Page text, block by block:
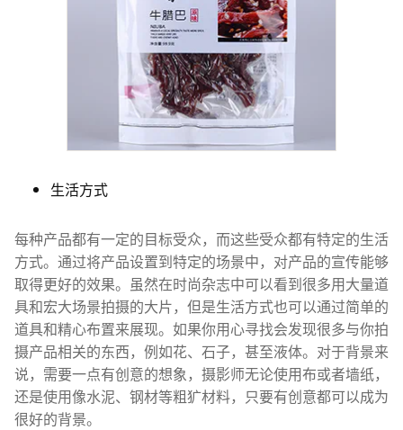
生活方式
每种产品都有一定的目标受众，而这些受众都有特定的生活
方式。通过将产品设置到特定的场景中，对产品的宣传能够
取得更好的效果。虽然在时尚杂志中可以看到很多用大量道
具和宏大场景拍摄的大片，但是生活方式也可以通过简单的
道具和精心布置来展现。如果你用心寻找会发现很多与你拍
摄产品相关的东西，例如花、石子，甚至液体。对于背景来
说，需要一点有创意的想象，摄影师无论使用布或者墙纸，
还是使用像水泥、钢材等粗犷材料，只要有创意都可以成为
很好的背景。